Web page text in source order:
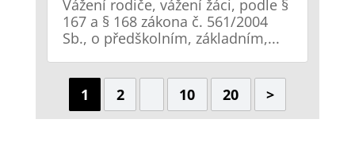
Vážení rodiče, vážení žáci, podle §
167 a § 168 zákona č. 561/2004
Sb., o předškolním, základním,...
1 2 10 20 >